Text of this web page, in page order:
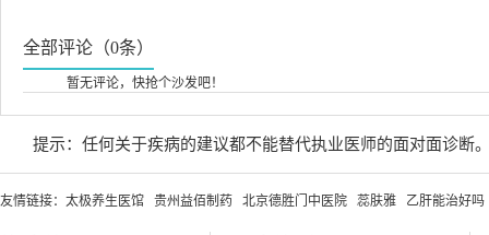
全部评论（0条）
暂无评论，快抢个沙发吧！
提示：任何关于疾病的建议都不能替代执业医师的面对面诊断
友情链接： 太极养生医馆 贵州益佰制药 北京德胜门中医院 蕊肤雅 乙肝能治好吗